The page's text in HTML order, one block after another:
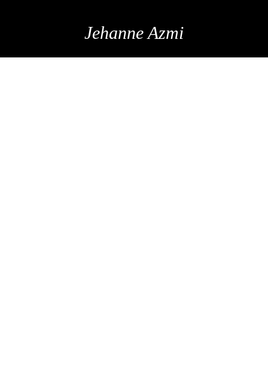
Jehanne Azmi